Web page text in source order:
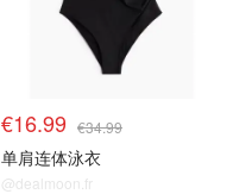
€16.99 €34.99
单肩连体泳衣
@dealmoon.fr